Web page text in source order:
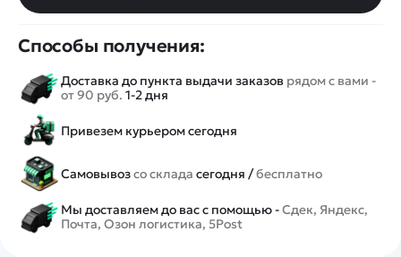
Способы получения:
Доставка до пункта выдачи заказов рядом с вами -
от 90 руб. 1-2 дня
Привезем курьером сегодня
Самовывозсо склада сегодня /бесплатно
Мы доставляем до вас с помощью -Сдек, Яндекс,
Почта, Озон логистика, 5Post